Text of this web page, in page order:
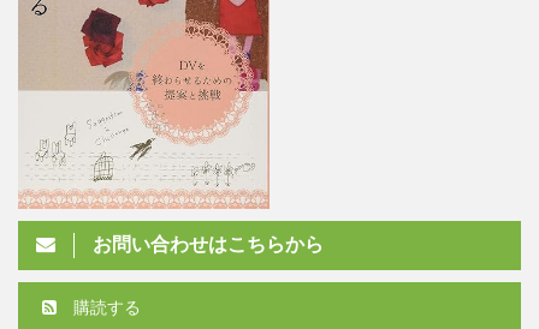
お問い合わせはこちらから
購読する